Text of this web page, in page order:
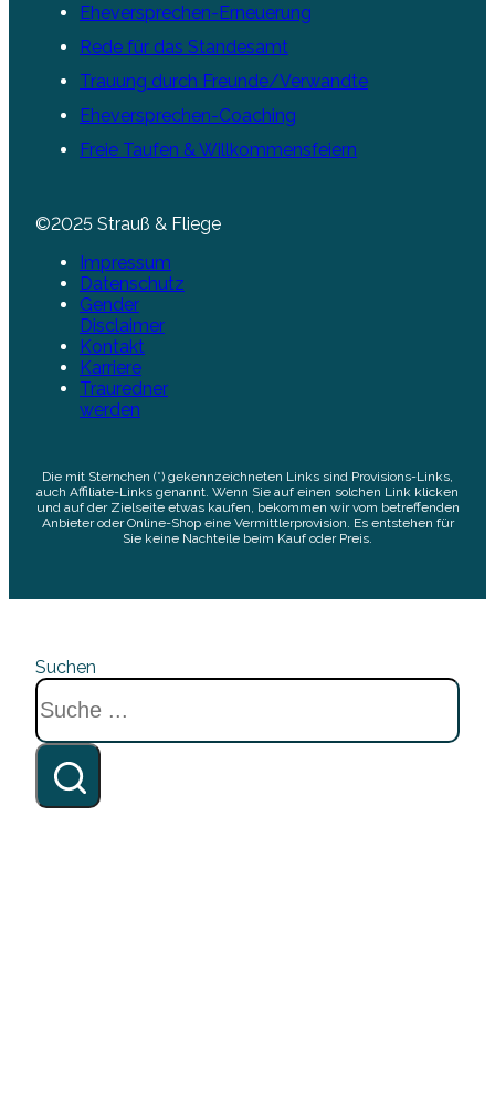
Eheversprechen-Erneuerung
Rede für das Standesamt
Trauung durch Freunde/Verwandte
Eheversprechen-Coaching
Freie Taufen & Willkommensfeiern
©2025 Strauß & Fliege
Impressum
Datenschutz
Gender
Disclaimer
Kontakt
Karriere
Trauredner
werden
Die mit Sternchen (*) gekennzeichneten Links sind Provisions-Links,
auch Affiliate-Links genannt. Wenn Sie auf einen solchen Link klicken
und auf der Zielseite etwas kaufen, bekommen wir vom betreffenden
Anbieter oder Online-Shop eine Vermittlerprovision. Es entstehen für
Sie keine Nachteile beim Kauf oder Preis.
Suchen